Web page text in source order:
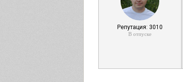
Репутация: 3010
В отпуске